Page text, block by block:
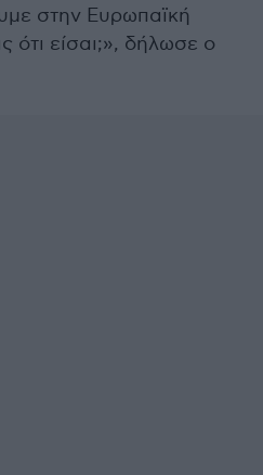
στην Ευρωπαϊκή
ότι είσαι;», δήλωσε ο